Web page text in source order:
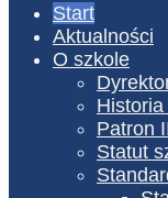
Start
Aktualności
O szkole
Historia
Patron
Statut